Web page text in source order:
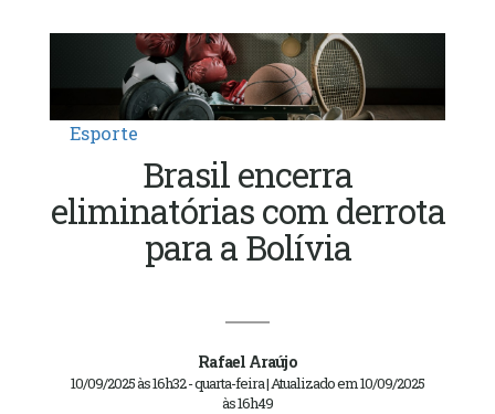
Esporte
Brasil encerra
eliminatórias com derrota
para a Bolívia
Rafael Araújo
10/09/2025 às 16h32 - quarta-feira | Atualizado em 10/09/2025
às 16h49